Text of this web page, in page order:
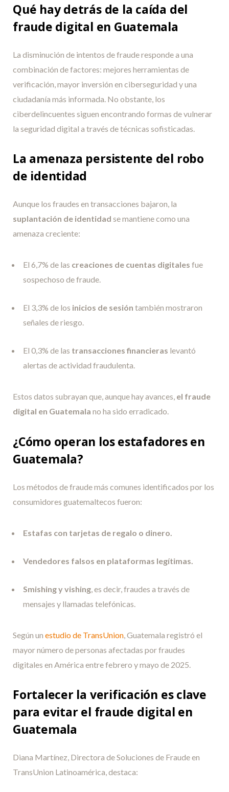
Qué hay detrás de la caída del
fraude digital en Guatemala
La disminución de intentos de fraude responde a una
combinación de factores: mejores herramientas de
verificación, mayor inversión en ciberseguridad y una
ciudadanía más informada. No obstante, los
ciberdelincuentes siguen encontrando formas de vulnerar
la seguridad digital a través de técnicas sofisticadas.
La amenaza persistente del robo
de identidad
Aunque los fraudes en transacciones bajaron, la
suplantación de identidad se mantiene como una
amenaza creciente:
El 6,7% de las creaciones de cuentas digitales fue
sospechoso de fraude.
El 3,3% de los inicios de sesión también mostraron
señales de riesgo.
El 0,3% de las transacciones financieras levantó
alertas de actividad fraudulenta.
Estos datos subrayan que, aunque hay avances, el fraude
digital en Guatemala no ha sido erradicado.
¿Cómo operan los estafadores en
Guatemala?
Los métodos de fraude más comunes identificados por los
consumidores guatemaltecos fueron:
Estafas con tarjetas de regalo o dinero.
Vendedores falsos en plataformas legítimas.
Smishing y vishing, es decir, fraudes a través de
mensajes y llamadas telefónicas.
Según un estudio de TransUnion, Guatemala registró el
mayor número de personas afectadas por fraudes
digitales en América entre febrero y mayo de 2025.
Fortalecer la verificación es clave
para evitar el fraude digital en
Guatemala
Diana Martínez, Directora de Soluciones de Fraude en
TransUnion Latinoamérica, destaca: